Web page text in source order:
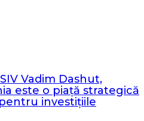
Vadim Dashut,
este o piață strategică
investițiile